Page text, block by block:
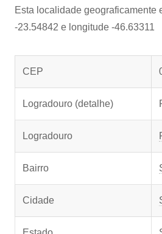
Esta localidade geograficamente
-23.54842 e longitude -46.63311
CEP
Logradouro (detalhe)
Logradouro
Bairro
Cidade